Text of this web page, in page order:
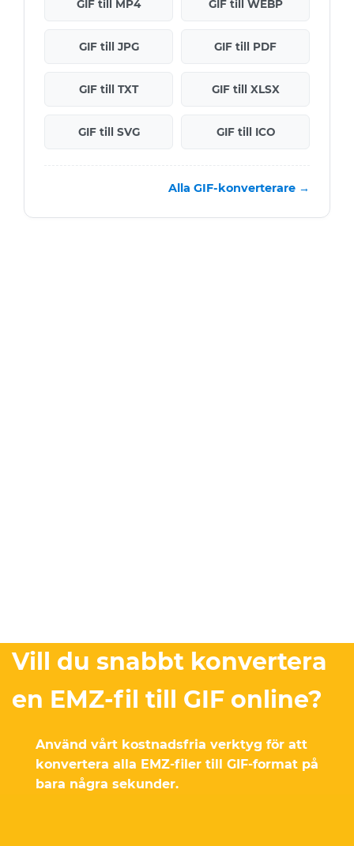
GIF till MP4 GIF till WEBP
GIF till JPG GIF till PDF
GIF till TXT GIF till XLSX
GIF till SVG GIF till ICO
Alla GIF-konverterare →
Vill du snabbt konvertera
en EMZ-fil till GIF online?
Använd vårt kostnadsfria verktyg för att
konvertera alla EMZ-filer till GIF-format på
bara några sekunder.